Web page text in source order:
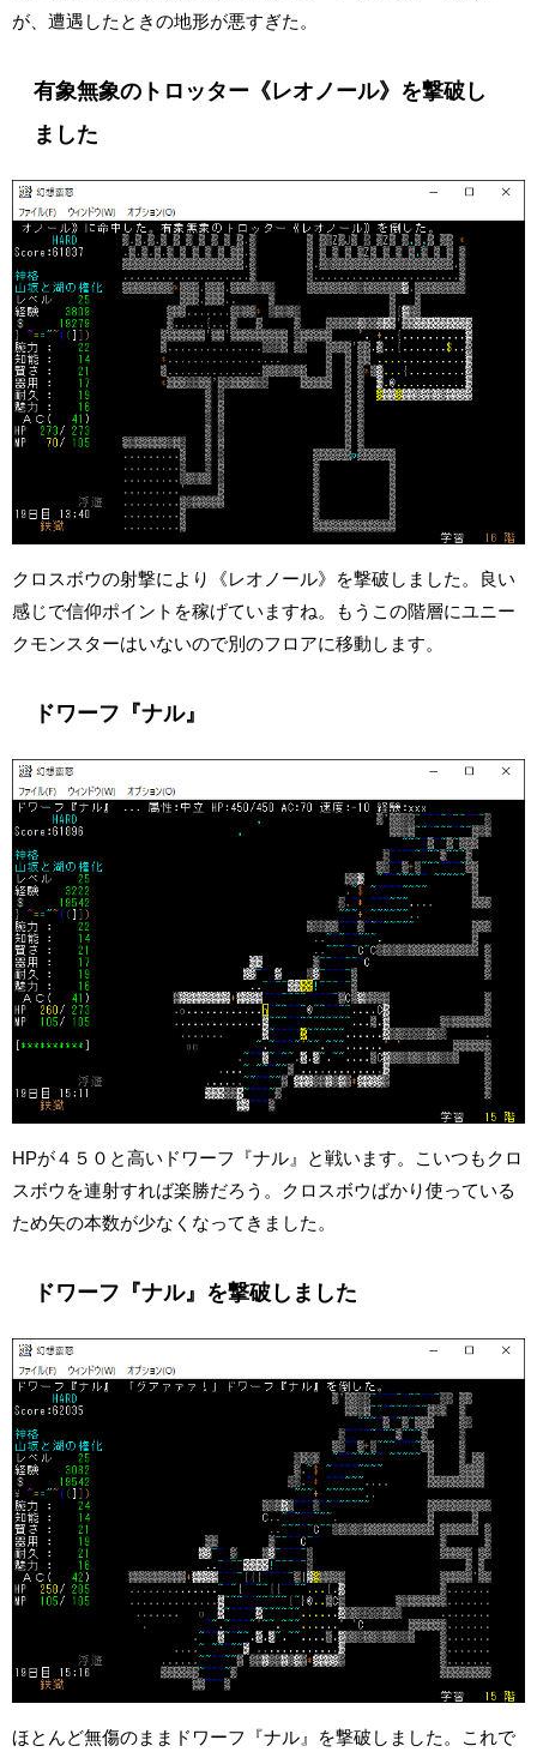
が、遭遇したときの地形が悪すぎた。
有象無象のトロッター《レオノール》を撃破し
ました
クロスボウの射撃により《レオノール》を撃破しました。良い
感じで信仰ポイントを稼げていますね。もうこの階層にユニー
クモンスターはいないので別のフロアに移動します。
ドワーフ『ナル』
HPが４５０と高いドワーフ『ナル』と戦います。こいつもクロ
スボウを連射すれば楽勝だろう。クロスボウばかり使っている
ため矢の本数が少なくなってきました。
ドワーフ『ナル』を撃破しました
ほとんど無傷のままドワーフ『ナル』を撃破しました。これで